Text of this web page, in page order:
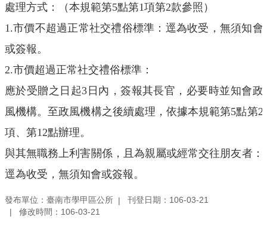
處理方式：（本規範第5點第1項第2款參照）
1.市價不超過正常社交禮俗標準：逕為收受，無須知會
或簽報。
2.市價超過正常社交禮俗標準：
應於受贈之日起3 日內，簽報其長官，必要時並知會政
風機構。至政風機構之後續處理，依據本規範第5點第2
項、第12點辦理。
與其無職務上利害關係，且為親屬或經常交往朋友者：
逕為收受，無須知會或簽報。
發布單位：臺南市學甲區公所
刊登日期：106-03-21
修改時間：106-03-21